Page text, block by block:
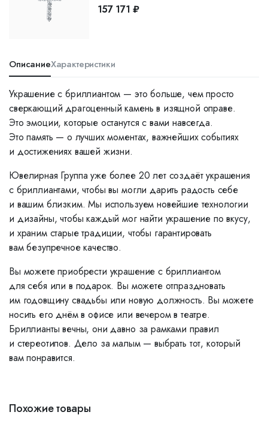
157 171 ₽
ОписаниеХарактеристики
Украшение с бриллиантом — это больше, чем просто
сверкающий драгоценный камень в изящной оправе.
Это эмоции, которые останутся с вами навсегда.
Это память — о лучших моментах, важнейших событиях
и достижениях вашей жизни.
Ювелирная Группа уже более 20 лет создаёт украшения
с бриллиантами, чтобы вы могли дарить радость себе
и вашим близким. Мы используем новейшие технологии
и дизайны, чтобы каждый мог найти украшение по вкусу,
и храним старые традиции, чтобы гарантировать
вам безупречное качество.
Вы можете приобрести украшение с бриллиантом
для себя или в подарок. Вы можете отпраздновать
им годовщину свадьбы или новую должность. Вы можете
носить его днём в офисе или вечером в театре.
Бриллианты вечны, они давно за рамками правил
и стереотипов. Дело за малым — выбрать тот, который
вам понравится.
Похожие товары